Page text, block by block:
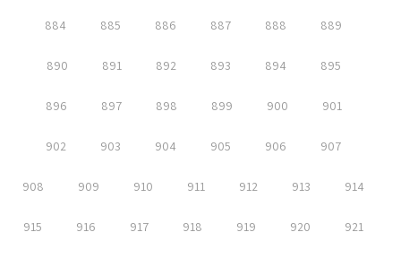
884 885 886 887 888 889
890 891 892 893 894 895
896 897 898 899 900 901
902 903 904 905 906 907
908 909 910 911 912 913 914
915 916 917 918 919 920 921